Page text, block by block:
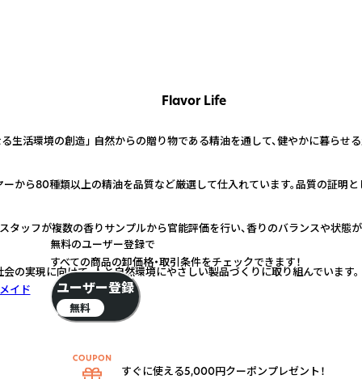
Flavor Life
生活環境の創造」 自然からの贈り物である精油を通して、健やかに暮らせ
から80種類以上の精油を品質など厳選して仕入れています。品質の証明と
タッフが複数の香りサンプルから官能評価を行い、香りのバランスや状態
の実現に向けて、人と自然環境にやさしい製品づくりに取り組んでいます。
イド
無料のユーザー登録で
すべての商品の卸価格・取引条件をチェックできます！
ユーザー登録
無料
すぐに使える5,000円クーポンプレゼント！